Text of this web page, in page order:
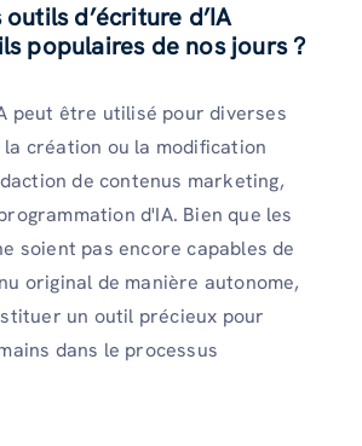
d’écriture d’IA
populaires de nos jours ?
peut être utilisé pour diverses
la création ou la modification
de contenus marketing,
d'IA. Bien que les
soient pas encore capables de
original de manière autonome,
un outil précieux pour
dans le processus